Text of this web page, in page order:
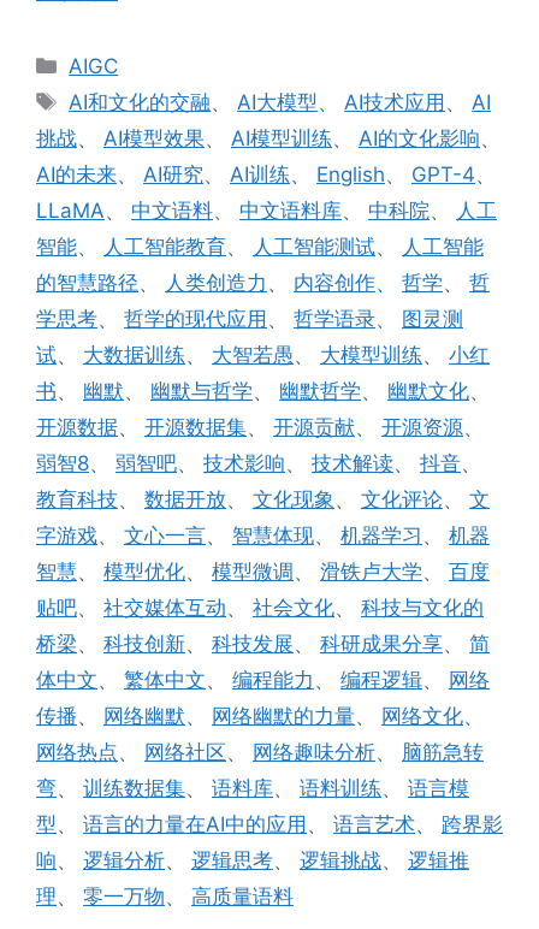
分
类
AIGC
标
签
AI和文化的交融、AI大模型、AI技术应用 、AI
挑战、 AI模型效果、 AI模型训练、 AI的文化影响、
AI的未来、 AI研究、 AI训练、 English、 GPT-4、
LLaMA、 中文语料、 中文语料库、 中科院、
人工
智能、 人工智能教育、 人工智能测试、
人工智能
的智慧路径、 人类创造力 、 内容创作、 哲学、 哲
学思考、 哲学的现代应用 、 哲学语录、 图灵测
试、 大数据训练、 大智若愚、 大模型训练、 小红
书、 幽默、 幽默与哲学、 幽默哲学、 幽默文化、
开源数据、 开源数据集、 开源贡献、 开源资源、
弱智8、 弱智吧、 技术影响、 技术解读、 抖音、
教育科技、 数据开放、 文化现象、 文化评论、 文
字游戏、 文心一言、 智慧体现、 机器学习 、 机器
智慧、 模型优化、 模型微调 、 滑铁卢大学、 百度
贴吧、 社交媒体互动、 社会文化、 科技与文化的
桥梁、 科技创新、 科技发展、 科研成果分享、 简
体中文、 繁体中文、 编程能力 、 编程逻辑、 网络
传播、 网络幽默、 网络幽默的力量、 网络文化、
网络热点、 网络社区、 网络趣味分析、 脑筋急转
弯、 训练数据集、 语料库、 语料训练、 语言模
型、 语言的力量在AI中的应用 、 语言艺术、 跨界影
响、 逻辑分析、 逻辑思考、 逻辑挑战、 逻辑推
理、 零一万物、 高质量语料